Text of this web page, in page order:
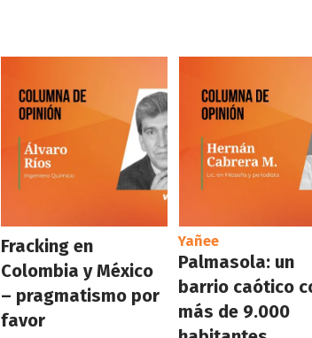
Fracking en
Colombia y México
– pragmatismo por
favor
Yañee
Palmasola: un
barrio caótico
más de 9.000